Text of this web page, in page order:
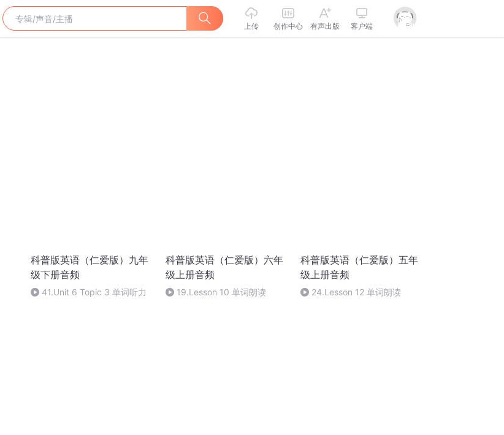
上传 创作中心 有声出版 客户端
科普版英语（仁爱版）九年
级下册音频
41.Unit 6 Topic 3 单词听力
科普版英语（仁爱版）六年
级上册音频
19.Lesson 10 单词朗读
科普版英语（仁爱版）五年
级上册音频
24.Lesson 12 单词朗读